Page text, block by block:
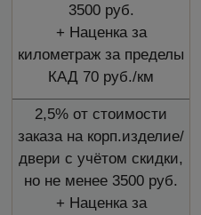
3500 руб.
+ Наценка за
километраж за пределы
КАД 70 руб./км
2,5% от стоимости
заказа на корп.изделие/
двери с учётом скидки,
но не менее 3500 руб.
+ Наценка за